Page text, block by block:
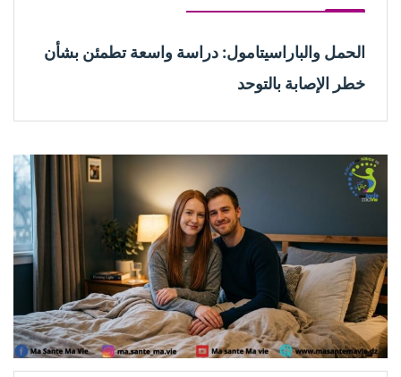
الحمل والباراسيتامول: دراسة واسعة تطمئن بشأن
خطر الإصابة بالتوحد